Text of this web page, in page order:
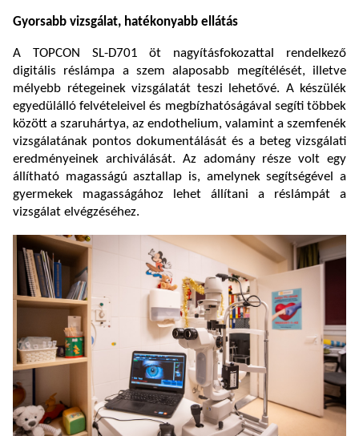
Gyorsabb vizsgálat, hatékonyabb ellátás
A TOPCON SL-D701 öt nagyításfokozattal rendelkező
digitális réslámpa a szem alaposabb megítélését, illetve
mélyebb rétegeinek vizsgálatát teszi lehetővé. A készülék
egyedülálló felvételeivel és megbízhatóságával segíti többek
között a szaruhártya, az endothelium, valamint a szemfenék
vizsgálatának pontos dokumentálását és a beteg vizsgálati
eredményeinek archiválását. Az adomány része volt egy
állítható magasságú asztallap is, amelynek segítségével a
gyermekek magasságához lehet állítani a réslámpát a
vizsgálat elvégzéséhez.